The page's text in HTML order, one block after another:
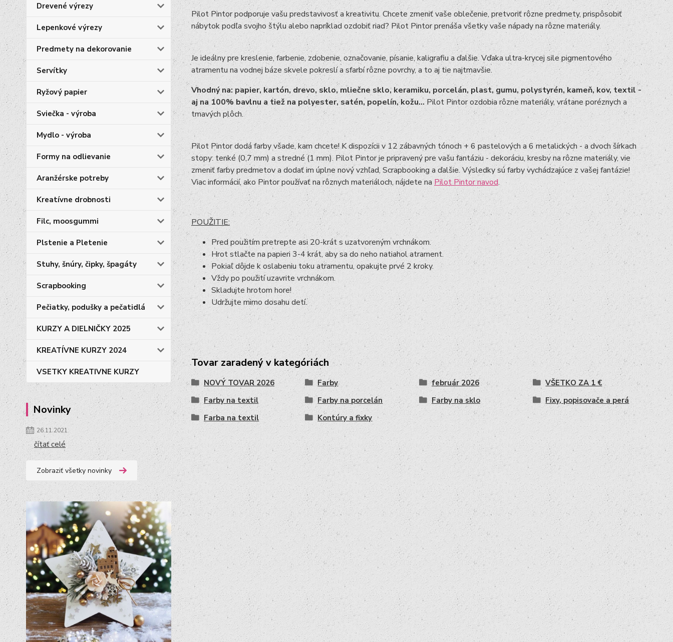
Drevené výrezy
Lepenkové výrezy
Predmety na dekorovanie
Servítky
Ryžový papier
Sviečka - výroba
Mydlo - výroba
Formy na odlievanie
Aranžérske potreby
Kreatívne drobnosti
Filc, moosgummi
Plstenie a Pletenie
Stuhy, šnúry, čipky, špagáty
Scrapbooking
Pečiatky, podušky a pečatidlá
KURZY A DIELNIČKY 2025
KREATÍVNE KURZY 2024
VSETKY KREATIVNE KURZY
Novinky
26.11.2021
čítať celé
Zobraziť všetky novinky
Pilot Pintor podporuje vašu predstavivosť a kreativitu. Chcete zmeniť vaše oblečenie, pretvoriť rôzne predmety, prispôsobiť
nábytok podľa svojho štýlu alebo napríklad ozdobiť riad? Pilot Pintor prenáša všetky vaše nápady na rôzne materiály.
Je ideálny pre kreslenie, farbenie, zdobenie, označovanie, písanie, kaligrafiu a ďalšie. Vďaka ultra-krycej sile pigmentového
atramentu na vodnej báze skvele pokreslí a sfarbí rôzne povrchy, a to aj tie najtmavšie.
Vhodný na: papier, kartón, drevo, sklo, mliečne sklo, keramiku, porcelán, plast, gumu, polystyrén, kameň, kov, textil -
aj na 100% bavlnu a tiež na polyester, satén, popelín, kožu...Pilot Pintor ozdobia rôzne materiály, vrátane poréznych a
tmavých plôch.
Pilot Pintor dodá farby všade, kam chcete! K dispozícii v 12 zábavných tónoch + 6 pastelových a 6 metalických - a dvoch šírkach
stopy: tenké (0,7 mm) a stredné (1 mm). Pilot Pintor je pripravený pre vašu fantáziu - dekoráciu, kresby na rôzne materiály, vie
zmeniť farby predmetov a dodať im úplne nový vzhľad, Scrapbooking a ďalšie. Výsledky sú farby vychádzajúce z vašej fantázie!
Viac informácií, ako Pintor používať na rôznych materiáloch, nájdete na Pilot Pintor navod.
POUŽITIE:
Pred použitím pretrepte asi 20-krát s uzatvoreným vrchnákom.
Hrot stlačte na papieri 3-4 krát, aby sa do neho natiahol atrament.
Pokiaľ dôjde k oslabeniu toku atramentu, opakujte prvé 2 kroky.
Vždy po použití uzavrite vrchnákom.
Skladujte hrotom hore!
Udržujte mimo dosahu detí.
Tovar zaradený v kategóriách
NOVÝ TOVAR 2026 Farby február 2026
VŠETKO ZA 1 €
Farby na textil
Farby na porcelán Farby na sklo
Fixy, popisovače a perá
Farba na textil
Kontúry a fixky